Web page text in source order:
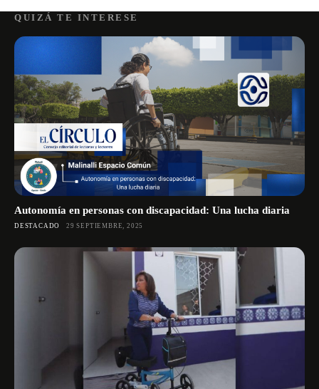
QUIZÁ TE INTERESE
Autonomía en personas con discapacidad: Una lucha diaria
DESTACADO 29 SEPTIEMBRE, 2025